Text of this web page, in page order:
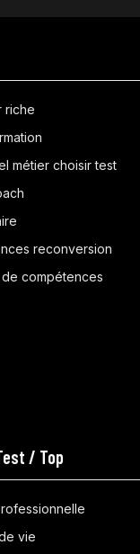
riche
métier choisir test
reconversion
compétences
/ Top
vie